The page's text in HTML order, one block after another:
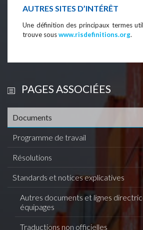
PAGES ASSOCIÉES
Documents
Programme de travail
Résolutions
Standards et notices explicatives
Autres documents et lignes
équipages
Traductions non officielles
AUTRES SITES D’INTÉRÊT
Une définition des principaux termes
trouve souswww.risdefinitions.org.